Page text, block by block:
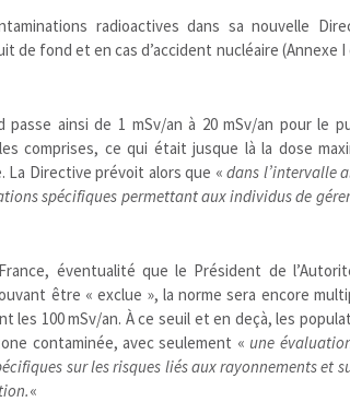
Biodiversité
Bruit
Contamination infectieuse
Contaminations chimiques
Déchets
Décisions politiques et juridiques
Énergies
Environnement numérique
Études scientifiques
Jurisprudence
Logement
radioactives dans sa nouvelle
de fond et en cas d’accident nucléaire (Annexe I
ainsi de 1 mSv/an à 20 mSv/an pour le
comprises, ce qui était jusque là la dose
La Directive prévoit alors que « dans l’intervalle
spécifiques permettant aux individus de
éventualité que le Président de
être « exclue », la norme sera encore
les 100 mSv/an. À ce seuil et en deçà, les
contaminée, avec seulement « une
sur les risques liés aux rayonnements et
«